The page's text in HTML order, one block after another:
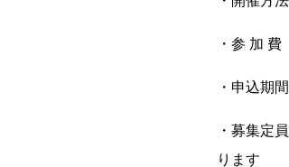
・参 加
・申込
・募集定
ります